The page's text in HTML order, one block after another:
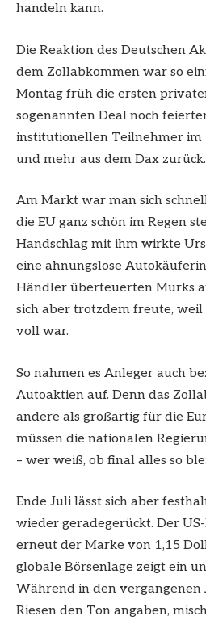
handeln kann.
Die Reaktion des Deutschen
dem Zollabkommen war so
Montag früh die ersten
sogenannten Deal noch
institutionellen Teilnehmer im
und mehr aus dem Dax zurück.
Am Markt war man sich
die EU ganz schön im Regen
Handschlag mit ihm wirkte
eine ahnungslose
Händler überteuerten Murks
sich aber trotzdem freute,
voll war.
So nahmen es Anleger auch
Autoaktien auf. Denn das
andere als großartig für die
müssen die nationalen
– wer weiß, ob final alles so
Ende Juli lässt sich aber
wieder geradegerückt. Der
erneut der Marke von 1,15
globale Börsenlage zeigt ein
Während in den vergangenen
Riesen den Ton angaben,